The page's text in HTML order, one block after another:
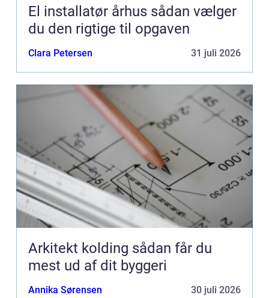
El installatør århus sådan vælger
du den rigtige til opgaven
Clara Petersen 31 juli 2026
Arkitekt kolding sådan får du
mest ud af dit byggeri
Annika Sørensen 30 juli 2026